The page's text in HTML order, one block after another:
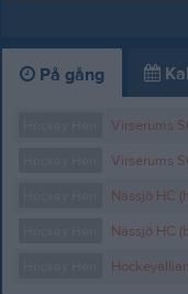
På gång
Virserums
Virserums
Nässjö HC
Nässjö HC